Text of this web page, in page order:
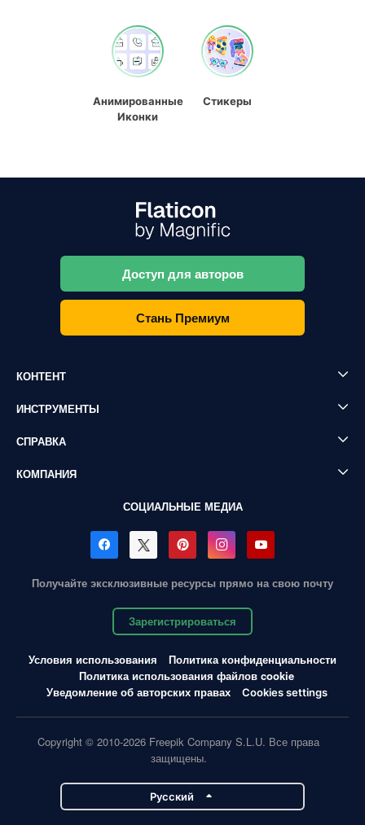
Анимированные
Иконки
Стикеры
Доступ для авторов
Стань Премиум
КОНТЕНТ
ИНСТРУМЕНТЫ
СПРАВКА
КОМПАНИЯ
СОЦИАЛЬНЫЕ МЕДИА
Получайте эксклюзивные ресурсы прямо на свою почту
Зарегистрироваться
Условия использования
Политика конфиденциальности
Политика использования файлов cookie
Уведомление об авторских правах
Cookies settings
Copyright © 2010-2026 Freepik Company S.L.U. Все права
защищены.
Pусский